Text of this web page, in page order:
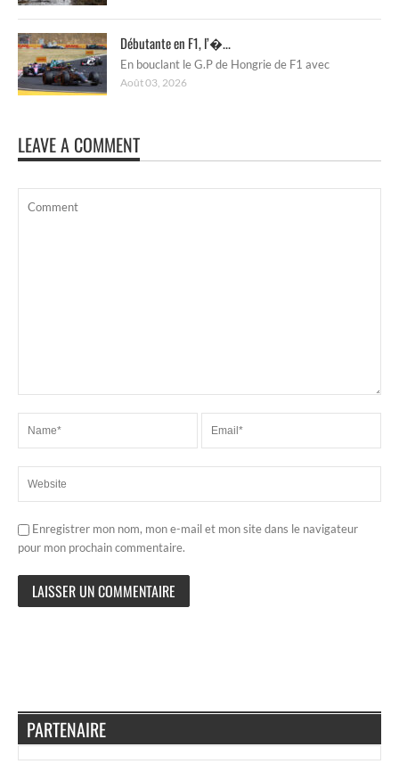
Débutante en F1, l’�...
En bouclant le G.P de Hongrie de F1 avec
Août 03, 2026
LEAVE A COMMENT
Enregistrer mon nom, mon e-mail et mon site dans le navigateur
pour mon prochain commentaire.
PARTENAIRE